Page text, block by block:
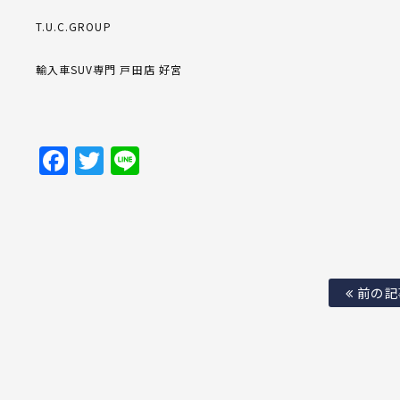
T.U.C.GROUP
輸入車SUV専門 戸田店 好宮
Facebook
Twitter
前の